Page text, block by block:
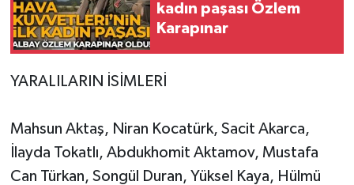
kadın paşası Özlem
Karapınar
YARALILARIN İSİMLERİ
Mahsun Aktaş, Niran Kocatürk, Sacit Akarca,
İlayda Tokatlı, Abdukhomit Aktamov, Mustafa
Can Türkan, Songül Duran, Yüksel Kaya, Hülmü